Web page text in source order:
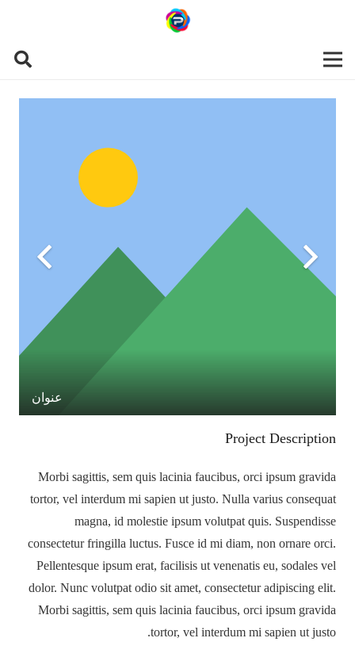
عنوان
Project Description
Morbi sagittis, sem quis lacinia faucibus, orci ipsum gravida
tortor, vel interdum mi sapien ut justo. Nulla varius consequat
magna, id molestie ipsum volutpat quis. Suspendisse
consectetur fringilla luctus. Fusce id mi diam, non ornare orci.
Pellentesque ipsum erat, facilisis ut venenatis eu, sodales vel
dolor. Nunc volutpat odio sit amet, consectetur adipiscing elit.
Morbi sagittis, sem quis lacinia faucibus, orci ipsum gravida
tortor, vel interdum mi sapien ut justo.